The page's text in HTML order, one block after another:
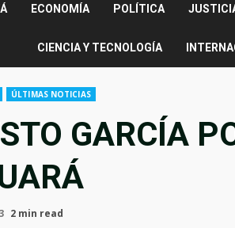
ECONOMÍA POLÍTICA
CIENCIA Y TECNOLOGÍA
ÚLTIMAS NOTICIAS
GARCÍA
2 min read